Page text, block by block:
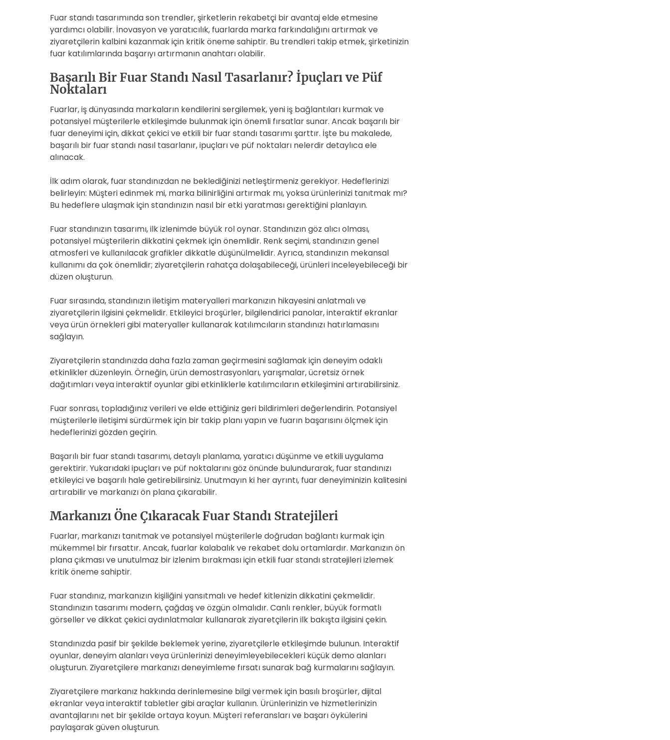
Fuar standı tasarımında son trendler, şirketlerin rekabetçi bir avantaj elde etmesine
yardımcı olabilir. İnovasyon ve yaratıcılık, fuarlarda marka farkındalığını artırmak ve
ziyaretçilerin kalbini kazanmak için kritik öneme sahiptir. Bu trendleri takip etmek, şirketinizin
fuar katılımlarında başarıyı artırmanın anahtarı olabilir.
Başarılı Bir Fuar Standı Nasıl Tasarlanır? İpuçları ve Püf
Noktaları
Fuarlar, iş dünyasında markaların kendilerini sergilemek, yeni iş bağlantıları kurmak ve
potansiyel müşterilerle etkileşimde bulunmak için önemli fırsatlar sunar. Ancak başarılı bir
fuar deneyimi için, dikkat çekici ve etkili bir fuar standı tasarımı şarttır. İşte bu makalede,
başarılı bir fuar standı nasıl tasarlanır, ipuçları ve püf noktaları nelerdir detaylıca ele
alınacak.
İlk adım olarak, fuar standınızdan ne beklediğinizi netleştirmeniz gerekiyor. Hedeflerinizi
belirleyin: Müşteri edinmek mi, marka bilinirliğini artırmak mı, yoksa ürünlerinizi tanıtmak mı?
Bu hedeflere ulaşmak için standınızın nasıl bir etki yaratması gerektiğini planlayın.
Fuar standınızın tasarımı, ilk izlenimde büyük rol oynar. Standınızın göz alıcı olması,
potansiyel müşterilerin dikkatini çekmek için önemlidir. Renk seçimi, standınızın genel
atmosferi ve kullanılacak grafikler dikkatle düşünülmelidir. Ayrıca, standınızın mekansal
kullanımı da çok önemlidir; ziyaretçilerin rahatça dolaşabileceği, ürünleri inceleyebileceği bir
düzen oluşturun.
Fuar sırasında, standınızın iletişim materyalleri markanızın hikayesini anlatmalı ve
ziyaretçilerin ilgisini çekmelidir. Etkileyici broşürler, bilgilendirici panolar, interaktif ekranlar
veya ürün örnekleri gibi materyaller kullanarak katılımcıların standınızı hatırlamasını
sağlayın.
Ziyaretçilerin standınızda daha fazla zaman geçirmesini sağlamak için deneyim odaklı
etkinlikler düzenleyin. Örneğin, ürün demostrasyonları, yarışmalar, ücretsiz örnek
dağıtımları veya interaktif oyunlar gibi etkinliklerle katılımcıların etkileşimini artırabilirsiniz.
Fuar sonrası, topladığınız verileri ve elde ettiğiniz geri bildirimleri değerlendirin. Potansiyel
müşterilerle iletişimi sürdürmek için bir takip planı yapın ve fuarın başarısını ölçmek için
hedeflerinizi gözden geçirin.
Başarılı bir fuar standı tasarımı, detaylı planlama, yaratıcı düşünme ve etkili uygulama
gerektirir. Yukarıdaki ipuçları ve püf noktalarını göz önünde bulundurarak, fuar standınızı
etkileyici ve başarılı hale getirebilirsiniz. Unutmayın ki her ayrıntı, fuar deneyiminizin kalitesini
artırabilir ve markanızı ön plana çıkarabilir.
Markanızı Öne Çıkaracak Fuar Standı Stratejileri
Fuarlar, markanızı tanıtmak ve potansiyel müşterilerle doğrudan bağlantı kurmak için
mükemmel bir fırsattır. Ancak, fuarlar kalabalık ve rekabet dolu ortamlardır. Markanızın ön
plana çıkması ve unutulmaz bir izlenim bırakması için etkili fuar standı stratejileri izlemek
kritik öneme sahiptir.
Fuar standınız, markanızın kişiliğini yansıtmalı ve hedef kitlenizin dikkatini çekmelidir.
Standınızın tasarımı modern, çağdaş ve özgün olmalıdır. Canlı renkler, büyük formatlı
görseller ve dikkat çekici aydınlatmalar kullanarak ziyaretçilerin ilk bakışta ilgisini çekin.
Standınızda pasif bir şekilde beklemek yerine, ziyaretçilerle etkileşimde bulunun. Interaktif
oyunlar, deneyim alanları veya ürünlerinizi deneyimleyebilecekleri küçük demo alanları
oluşturun. Ziyaretçilere markanızı deneyimleme fırsatı sunarak bağ kurmalarını sağlayın.
Ziyaretçilere markanız hakkında derinlemesine bilgi vermek için basılı broşürler, dijital
ekranlar veya interaktif tabletler gibi araçlar kullanın. Ürünlerinizin ve hizmetlerinizin
avantajlarını net bir şekilde ortaya koyun. Müşteri referansları ve başarı öykülerini
paylaşarak güven oluşturun.